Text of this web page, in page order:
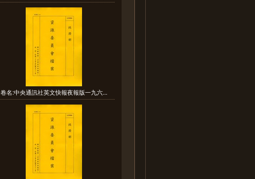
卷名:中央通訊社英文快報夜報版一九六...